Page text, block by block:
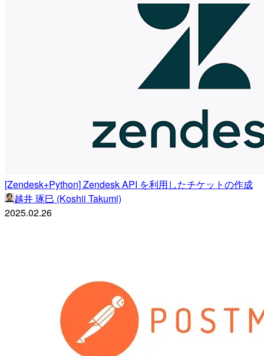
[Zendesk+Python] Zendesk API を利用したチケットの作成
越井 琢巳 (Koshii Takumi)
2025.02.26